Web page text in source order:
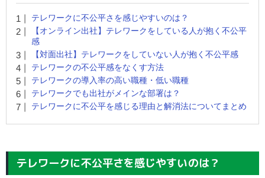
テレワークに不公平さを感じやすいのは？
【オンライン出社】テレワークをしている人が抱く不公平
感
【対面出社】テレワークをしていない人が抱く不公平感
テレワークの不公平感をなくす方法
テレワークの導入率の高い職種・低い職種
テレワークでも出社がメインな部署は？
テレワークに不公平を感じる理由と解消法についてまとめ
テレワークに不公平さを感じやすいのは？